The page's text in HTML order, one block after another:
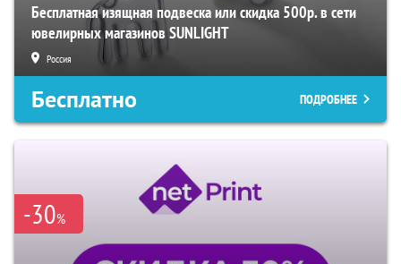
Бесплатная изящная подвеска или скидка 500р. в сети
ювелирных магазинов SUNLIGHT
Россия
Бесплатно ПОДРОБНЕЕ
-30%